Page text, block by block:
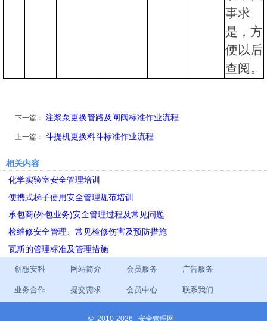
事求
是，方
便以后
查阅。
下一篇： 注浆泵更换管路及闸阀标准作业流程
上一篇： 斗提机更换料斗标准作业流程
相关内容
化学实验室安全管理培训
便携式梯子使用安全管理规范培训
承包商(外包业务)安全管理过程及常见问题
检维修安全管理、常见检修伤害及预防措施
瓦斯的管理标准及管理措施
创想安科 网站简介 会员服务 广告服务
业务合作 提交需求 会员中心 联系我们
© 2010-2026 安全管理网